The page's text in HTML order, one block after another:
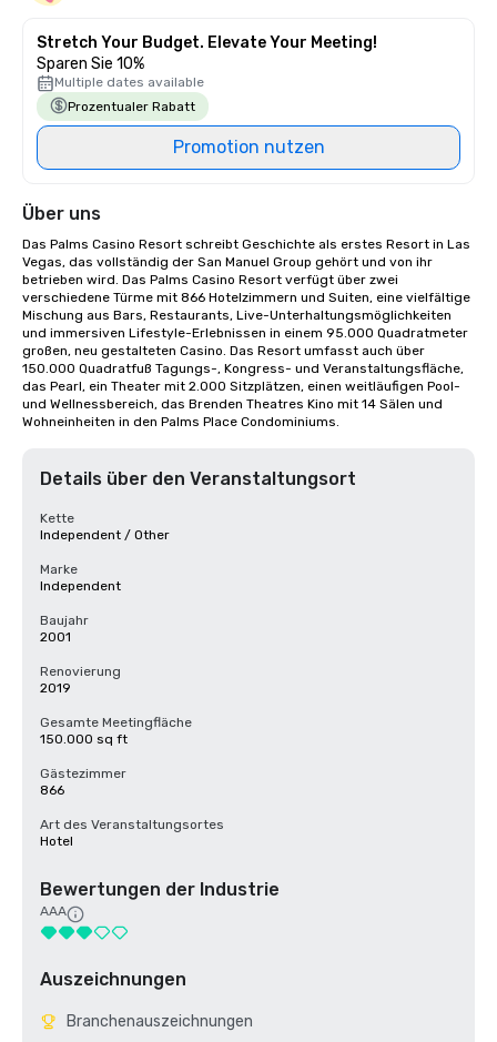
Stretch Your Budget. Elevate Your Meeting!
Sparen Sie 10%
Multiple dates available
Prozentualer Rabatt
Promotion nutzen
Über uns
Das Palms Casino Resort schreibt Geschichte als erstes Resort in Las
Vegas, das vollständig der San Manuel Group gehört und von ihr
betrieben wird. Das Palms Casino Resort verfügt über zwei
verschiedene Türme mit 866 Hotelzimmern und Suiten, eine vielfältige
Mischung aus Bars, Restaurants, Live-Unterhaltungsmöglichkeiten
und immersiven Lifestyle-Erlebnissen in einem 95.000 Quadratmeter
großen, neu gestalteten Casino. Das Resort umfasst auch über
150.000 Quadratfuß Tagungs-, Kongress- und Veranstaltungsfläche,
das Pearl, ein Theater mit 2.000 Sitzplätzen, einen weitläufigen Pool-
und Wellnessbereich, das Brenden Theatres Kino mit 14 Sälen und
Wohneinheiten in den Palms Place Condominiums.
Details über den Veranstaltungsort
Kette
Independent / Other
Marke
Independent
Baujahr
2001
Renovierung
2019
Gesamte Meetingfläche
150.000 sq ft
Gästezimmer
866
Art des Veranstaltungsortes
Hotel
Bewertungen der Industrie
AAA
Auszeichnungen
Branchenauszeichnungen